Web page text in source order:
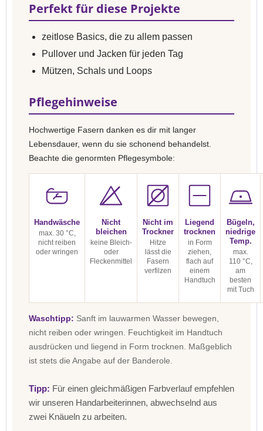
Perfekt für diese Projekte
zeitlose Basics, die zu allem passen
Pullover und Jacken für jeden Tag
Mützen, Schals und Loops
Pflegehinweise
Hochwertige Fasern danken es dir mit langer
Lebensdauer, wenn du sie schonend behandelst.
Beachte die genormten Pflegesymbole:
Handwäsche
max. 30 °C,
nicht reiben
oder wringen
Nicht
bleichen
keine Bleich-
oder
Fleckenmittel
Nicht im
Trockner
Hitze
lässt die
Fasern
verfilzen
Liegend
trocknen
in Form
ziehen,
flach auf
einem
Handtuch
Bügeln,
niedrige
Temp.
max.
110 °C,
am
besten
mit Tuch
Waschtipp: Sanft im lauwarmen Wasser bewegen,
nicht reiben oder wringen. Feuchtigkeit im Handtuch
ausdrücken und liegend in Form trocknen. Maßgeblich
ist stets die Angabe auf der Banderole.
Tipp: Für einen gleichmäßigen Farbverlauf empfehlen
wir unseren Handarbeiterinnen, abwechselnd aus
zwei Knäueln zu arbeiten.